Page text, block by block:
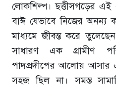
লোকশিল্প। ছত্তীসগড়ের এই
বাঈ যেভাবে নিজের অনন্য
মাধ্যমে জীবন্ত করে
সাধারণ এক গ্রামীণ
পাদপ্রদীপের আলোয় আসার
সহজ ছিল না। সমস্ত